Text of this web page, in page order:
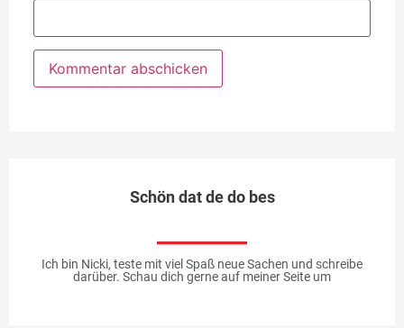
Schön dat de do bes
Ich bin Nicki, teste mit viel Spaß neue Sachen und schreibe
darüber. Schau dich gerne auf meiner Seite um